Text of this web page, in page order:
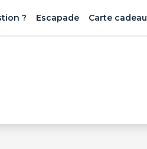
? Escapade Carte cadeau